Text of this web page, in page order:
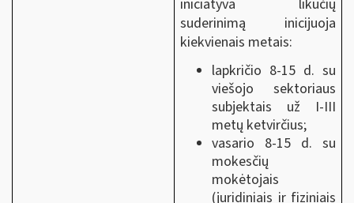
iniciatyva likučių
suderinimą inicijuoja
kiekvienais metais:
lapkričio 8-15 d. su
viešojo sektoriaus
subjektais už I-III
metų ketvirčius;
vasario 8-15 d. su
mokesčių
mokėtojais
(juridiniais ir fiziniais